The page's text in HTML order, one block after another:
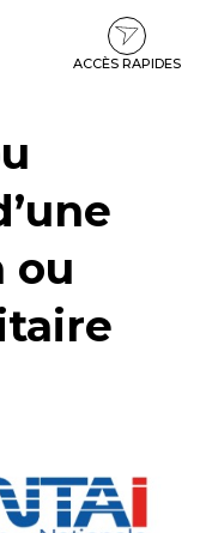
ACCÈS RAPIDES
ou